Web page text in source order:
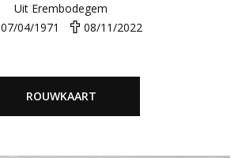
Uit Erembodegem
07/04/1971
08/11/2022
ROUWKAART